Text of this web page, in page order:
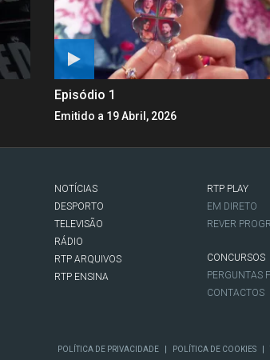
Episódio 1
Emitido a 19 Abril, 2026
NOTÍCIAS
DESPORTO
TELEVISÃO
RÁDIO
RTP ARQUIVOS
RTP ENSINA
RTP PLAY
EM DIRETO
REVER
CONCURSOS
PERGUNTAS
CONTACTOS
POLÍTICA DE PRIVACIDADE | POLÍTICA DE COOKIES |